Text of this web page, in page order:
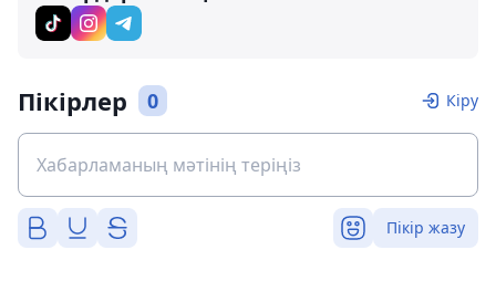
Пікірлер 0 Кіру
Пікір жазу